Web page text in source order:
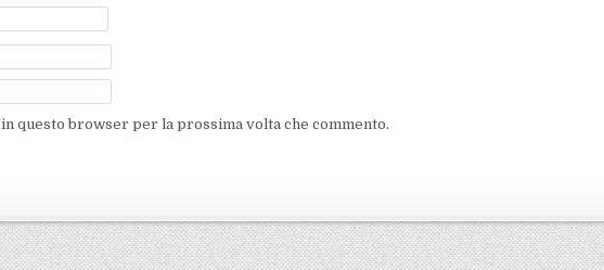
questo browser per la prossima volta che commento.